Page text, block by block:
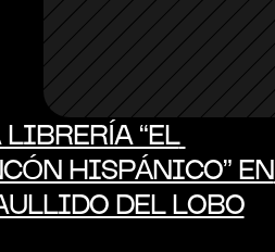
LIBRERÍA “EL
HISPÁNICO” EN
DEL LOBO